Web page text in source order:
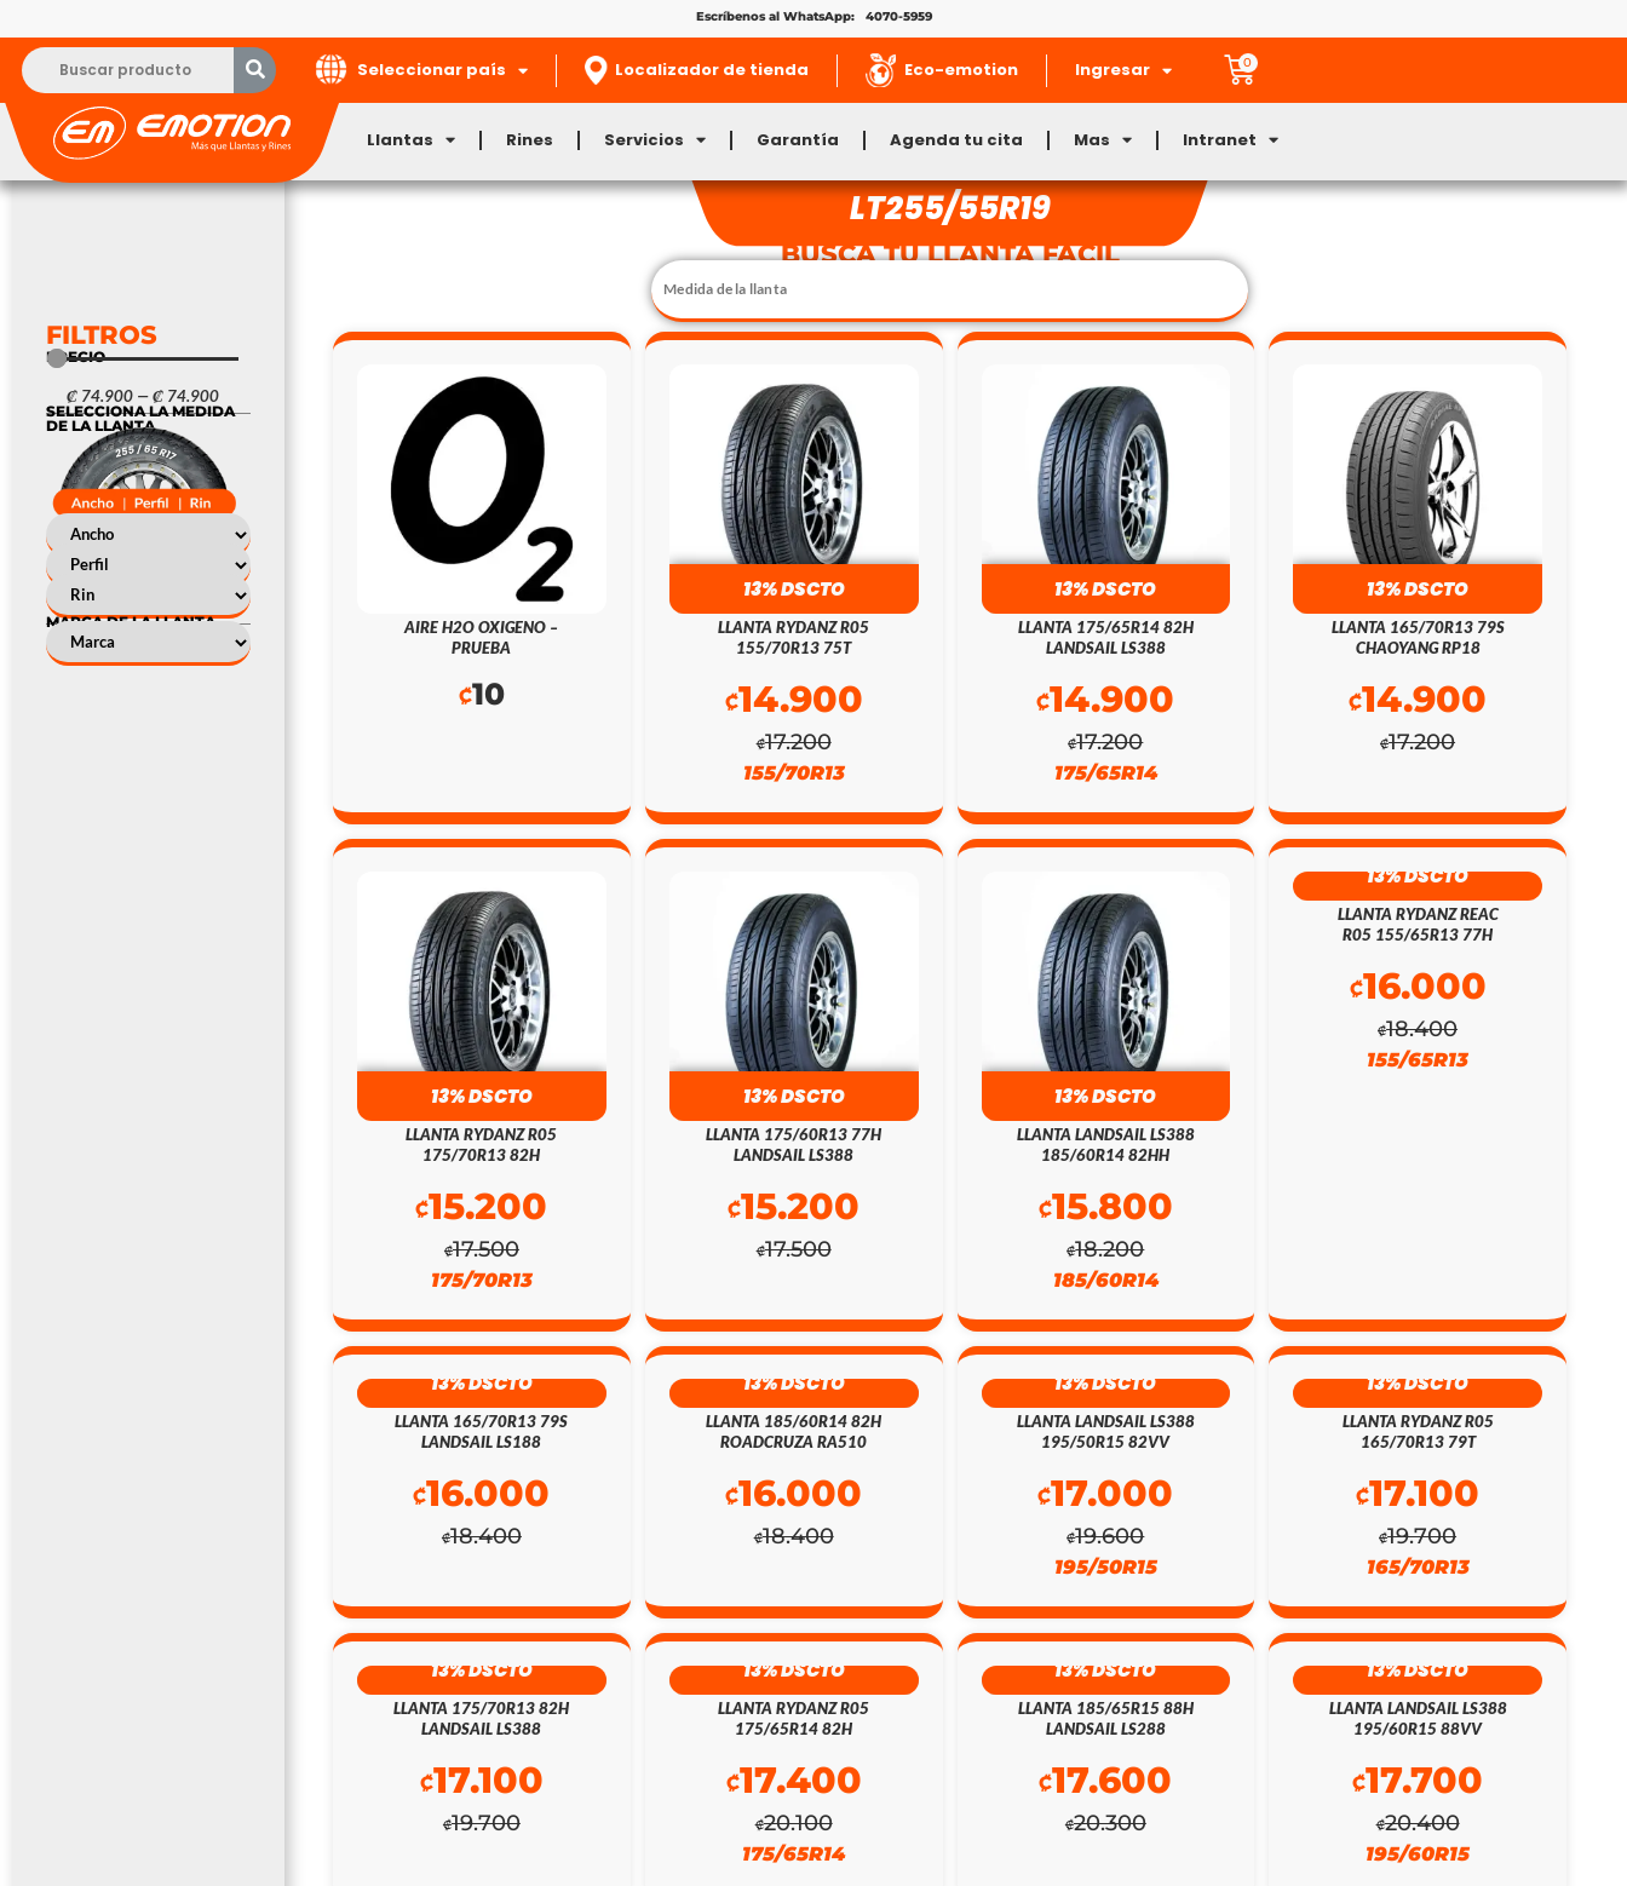
Escríbenos al WhatsApp: 4070-5959
Seleccionar país Localizador de tienda Eco-emotion Ingresar 0
Llantas Rines Servicios Garantía Agenda tu cita Mas Intranet
FILTROS
PRECIO
₡ 74.900 —₡ 74.900
SELECCIONA LA MEDIDA
DE LA LLANTA
MARCA DE LA LLANTA
LT255/55R19
BUSCA TU LLANTA FÁCIL
AIRE H2O OXIGENO –
PRUEBA
₡10
13% DSCTO
LLANTA RYDANZ R05
155/70R13 75T
₡17.200
₡14.900
155/70R13
13% DSCTO
LLANTA 175/65R14 82H
LANDSAIL LS388
₡17.200
₡14.900
175/65R14
13% DSCTO
LLANTA 165/70R13 79S
CHAOYANG RP18
₡17.200
₡14.900
13% DSCTO
LLANTA RYDANZ R05
175/70R13 82H
₡17.500
₡15.200
175/70R13
13% DSCTO
LLANTA 175/60R13 77H
LANDSAIL LS388
₡17.500
₡15.200
13% DSCTO
LLANTA LANDSAIL LS388
185/60R14 82HH
₡18.200
₡15.800
185/60R14
13% DSCTO
LLANTA RYDANZ REAC
R05 155/65R13 77H
₡18.400
₡16.000
155/65R13
13% DSCTO
LLANTA 165/70R13 79S
LANDSAIL LS188
₡18.400
₡16.000
13% DSCTO
LLANTA 185/60R14 82H
ROADCRUZA RA510
₡18.400
₡16.000
13% DSCTO
LLANTA LANDSAIL LS388
195/50R15 82VV
₡19.600
₡17.000
195/50R15
13% DSCTO
LLANTA RYDANZ R05
165/70R13 79T
₡19.700
₡17.100
165/70R13
13% DSCTO
LLANTA 175/70R13 82H
LANDSAIL LS388
₡19.700
₡17.100
13% DSCTO
LLANTA RYDANZ R05
175/65R14 82H
₡20.100
₡17.400
175/65R14
13% DSCTO
LLANTA 185/65R15 88H
LANDSAIL LS288
₡20.300
₡17.600
13% DSCTO
LLANTA LANDSAIL LS388
195/60R15 88VV
₡20.400
₡17.700
195/60R15